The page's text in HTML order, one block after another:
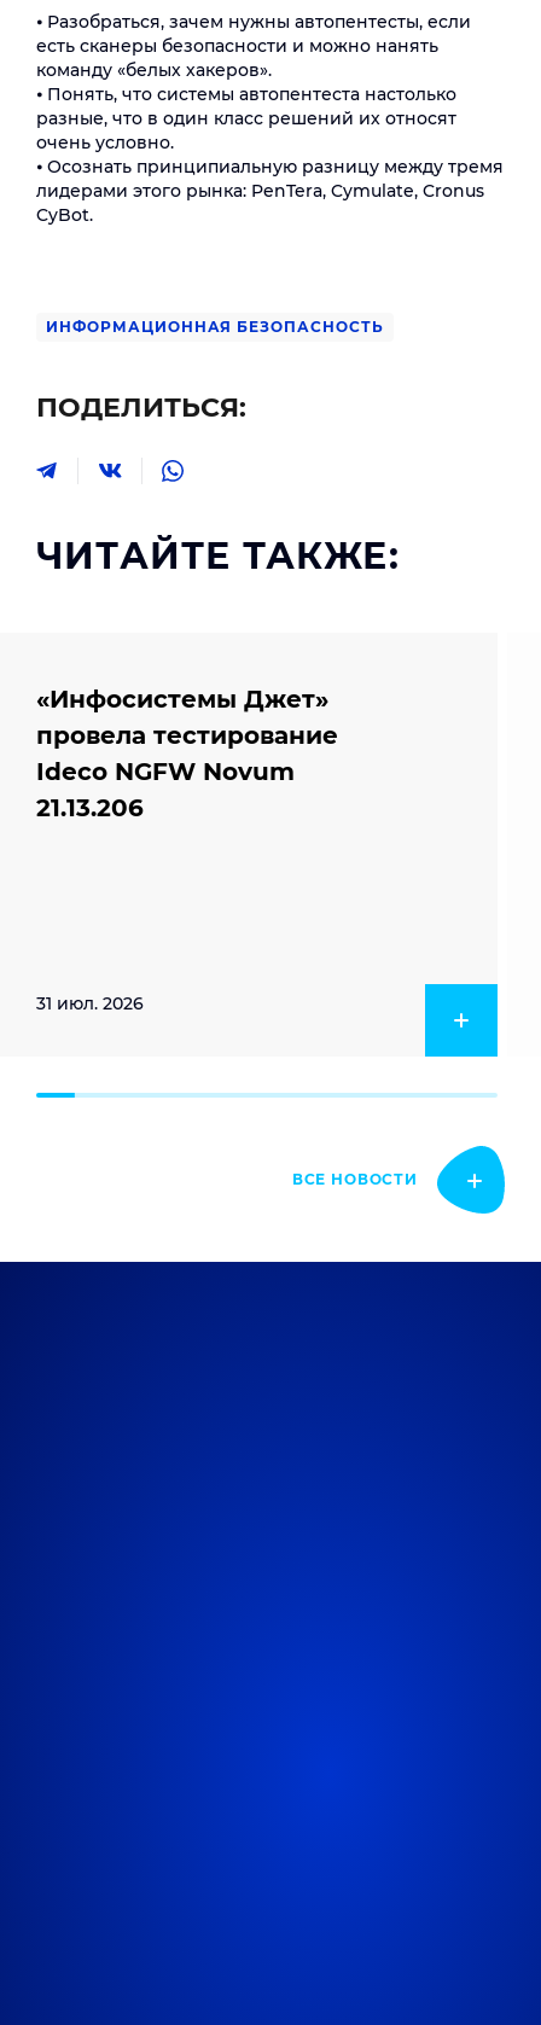
⦁ Разобраться, зачем нужны автопентесты, если
есть сканеры безопасности и можно нанять
команду «белых хакеров».
⦁ Понять, что системы автопентеста настолько
разные, что в один класс решений их относят
очень условно.
⦁ Осознать принципиальную разницу между тремя
лидерами этого рынка: PenTera, Cymulate, Cronus
CyBot.
ИНФОРМАЦИОННАЯ БЕЗОПАСНОСТЬ
ПОДЕЛИТЬСЯ:
ЧИТАЙТЕ ТАКЖЕ:
«Инфосистемы Джет»
провела тестирование
Ideco NGFW Novum
21.13.206
31 июл. 2026
ВСЕ НОВОСТИ